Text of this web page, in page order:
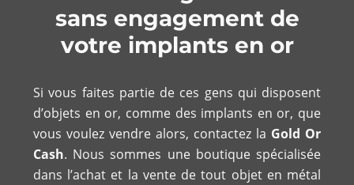
sans engagement de
votre implants en or
Si vous faites partie de ces gens qui disposent
d’objets en or, comme des implants en or, que
vous voulez vendre alors, contactez la Gold Or
Cash. Nous sommes une boutique spécialisée
dans l’achat et la vente de tout objet en métal